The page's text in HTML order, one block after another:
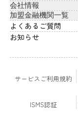
会社情報
加盟金融機関一覧
よくあるご質問
お知らせ
サービスご利用規約
ISMS認証